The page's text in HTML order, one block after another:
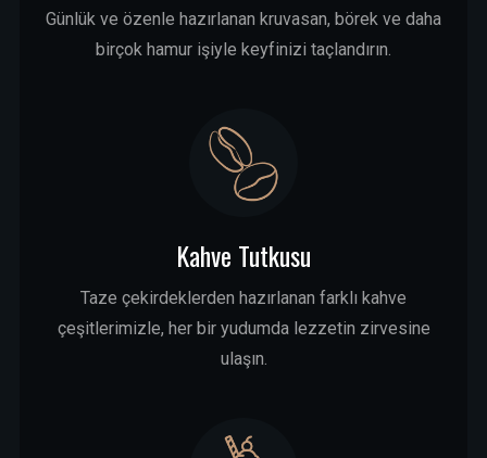
Günlük ve özenle hazırlanan kruvasan, börek ve daha
birçok hamur işiyle keyfinizi taçlandırın.
Kahve Tutkusu
Taze çekirdeklerden hazırlanan farklı kahve
çeşitlerimizle, her bir yudumda lezzetin zirvesine
ulaşın.